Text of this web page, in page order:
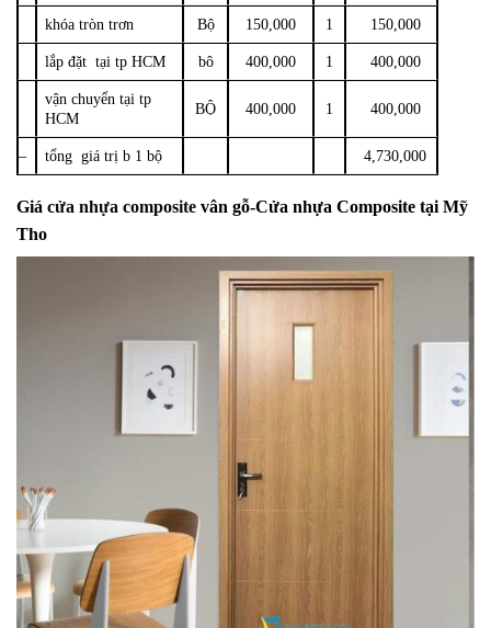
khóa tròn trơn Bộ 150,000 1 150,000
lắp đặt tại tp HCM bô 400,000 1 400,000
vận chuyển tại tp
HCM
BỘ 400,000 1 400,000
– tổng giá trị b 1 bộ 4,730,000
Giá cửa nhựa composite vân gỗ-Cửa nhựa Composite tại Mỹ
Tho